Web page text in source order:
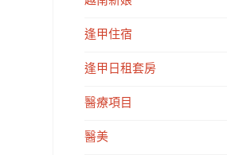
逢甲住宿
逢甲日租套房
醫療項目
醫美